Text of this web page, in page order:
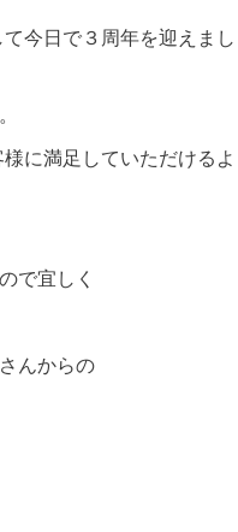
今日で３周年を迎えまし
に満足していただけるよ
で宜しく
んからの